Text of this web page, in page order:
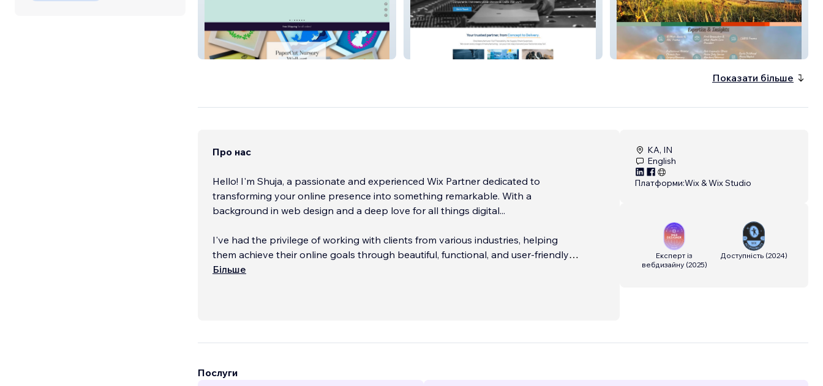
Home Decor Site
Manufacturer Website -
Paramount Group
Private Practise Services - Swell
Sessions
Показати більше
Про нас
Hello! I'm Shuja, a passionate and experienced Wix Partner dedicated to
transforming your online presence into something remarkable. With a
background in web design and a deep love for all things digital...
I've had the privilege of working with clients from various industries, helping
them achieve their online goals through beautiful, functional, and user-friendly
websites.
Більше
KA, IN
English
Платформи:Wix & Wix Studio
Експерт із
вебдизайну(2025)
Доступність (2024)
Послуги